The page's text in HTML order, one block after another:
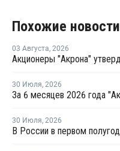
Похожие новости
03 Августа, 2026
30 Июля, 2026
30 Июля, 2026